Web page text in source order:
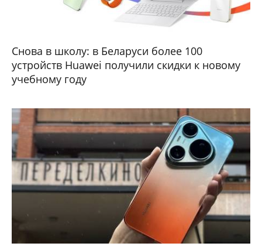
Снова в школу: в Беларуси более 100
устройств Huawei получили скидки к новому
учебному году